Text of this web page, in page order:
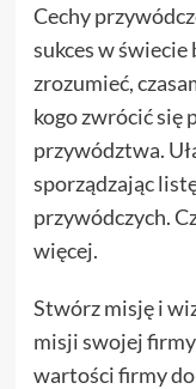
Cechy
sukces w świecie
zrozumieć,
kogo zwrócić się
przywództwa.
sporządzając
przywódczych.
więcej.
Stwórz misję i
misji swojej
wartości firmy do